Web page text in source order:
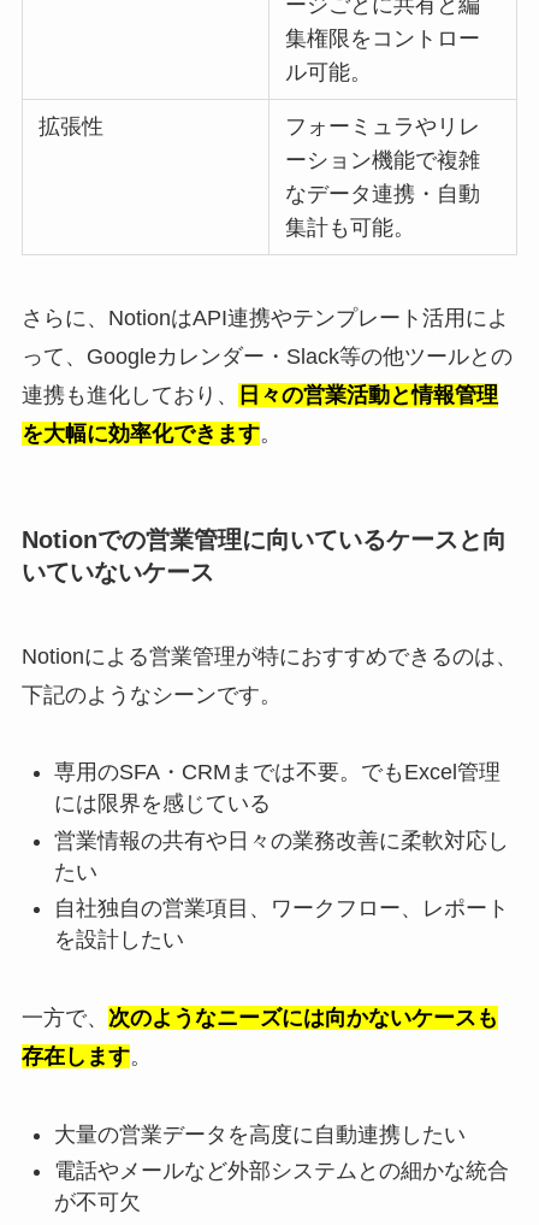
ージごとに共有と編
集権限をコントロー
ル可能。
拡張性
フォーミュラやリレ
ーション機能で複雑
なデータ連携・自動
集計も可能。
さらに、NotionはAPI連携やテンプレート活用によ
って、Googleカレンダー・Slack等の他ツールとの
連携も進化しており、
日々の営業活動と情報管理
を大幅に効率化できます。
Notionでの営業管理に向いているケースと向
いていないケース
Notionによる営業管理が特におすすめできるのは、
下記のようなシーンです。
専用のSFA・CRMまでは不要。でもExcel管理
には限界を感じている
営業情報の共有や日々の業務改善に柔軟対応し
たい
自社独自の営業項目、ワークフロー、レポート
を設計したい
一方で、 次のようなニーズには向かないケースも
存在します。
大量の営業データを高度に自動連携したい
電話やメールなど外部システムとの細かな統合
が不可欠